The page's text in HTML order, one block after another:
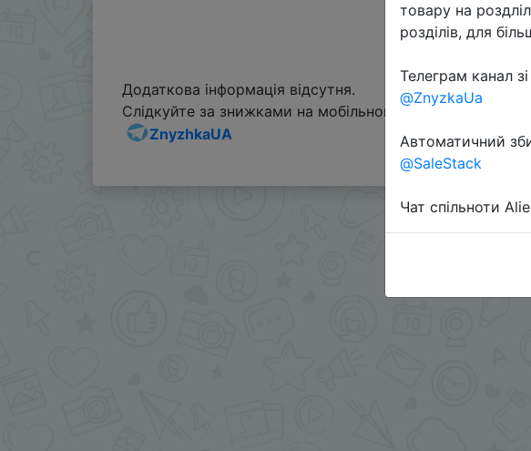
Додаткова інформація відсутня.
Слідкуйте за знижками на мобільному, в телеграм
ZnyzhkaUA
товару на
розділів, для
Телеграм канал
@ZnyzkaUa
Автоматичний
@SaleStack
Чат спільноти